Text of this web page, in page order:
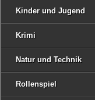
Kinder und Jugend
Krimi
Natur und Technik
Rollenspiel